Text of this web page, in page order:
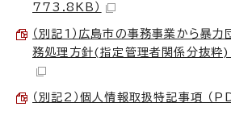
773.8KB）
（別記1）広島市の事務事業から暴
務処理方針(指定管理者関係分抜
（別記2）個人情報取扱特記事項 （